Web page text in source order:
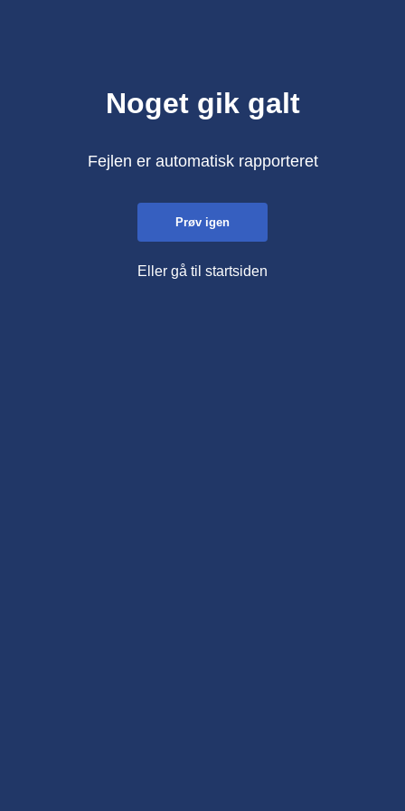
Noget gik galt
Fejlen er automatisk rapporteret
Prøv igen
Eller gå til startsiden